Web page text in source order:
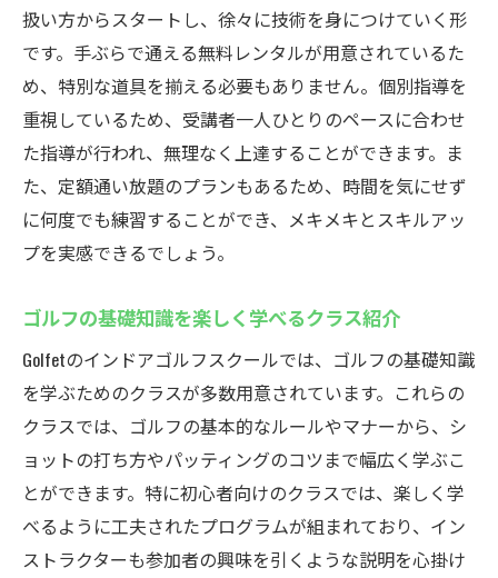
通い放題プランで自由に練習時間を確保
月額定額制だから安心して続けられる
自分のペースで練習！効果的な上達法
時間に縛られない！好きな時に通える自由
さ
継続することが成功への近道！定額制の魅
力
ト
経験豊かなインストラクターによる安心のサポ
プロの指導でゴルフの魅力を発見しよう
初心者も安心！ベテランインストラクター
のサポート
疑問を解決！充実した個別カウンセリング
信頼できる指導でスキルに自信を持とう
扱い方からスタートし、徐々に技術を身につけていく形
です。手ぶらで通える無料レンタルが用意されているた
め、特別な道具を揃える必要もありません。個別指導を
重視しているため、受講者一人ひとりのペースに合わせ
た指導が行われ、無理なく上達することができます。ま
た、定額通い放題のプランもあるため、時間を気にせず
に何度でも練習することができ、メキメキとスキルアッ
プを実感できるでしょう。
ゴルフの基礎知識を楽しく学べるクラス紹介
Golfetのインドアゴルフスクールでは、ゴルフの基礎知識
を学ぶためのクラスが多数用意されています。これらの
クラスでは、ゴルフの基本的なルールやマナーから、シ
ョットの打ち方やパッティングのコツまで幅広く学ぶこ
とができます。特に初心者向けのクラスでは、楽しく学
べるように工夫されたプログラムが組まれており、イン
ストラクターも参加者の興味を引くような説明を心掛け